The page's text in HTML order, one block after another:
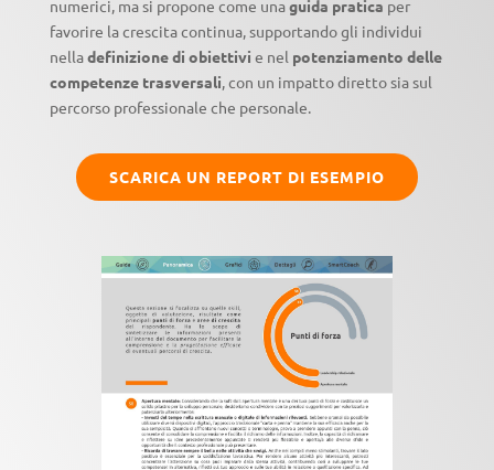
numerici, ma si propone come unaguida pratica per
favorire la crescita continua, supportando gli individui
nelladefinizione di obiettivi e nel potenziamento delle
competenze trasversali , con un impatto diretto sia sul
percorso professionale che personale.
SCARICA UN REPORT DI ESEMPIO